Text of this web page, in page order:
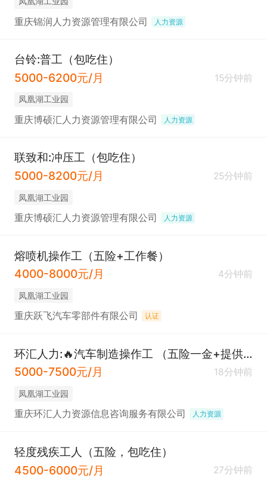
重庆锦润人力资源管理有限公司 人力资源
台铃:普工（包吃住）
5000-6200元/月
15分钟前
凤凰湖工业园
重庆博硕汇人力资源管理有限公司 人力资源
联致和:冲压工（包吃住）
5000-8200元/月
25分钟前
凤凰湖工业园
重庆博硕汇人力资源管理有限公司 人力资源
熔喷机操作工（五险+工作餐）
4000-8000元/月
4分钟前
凤凰湖工业园
重庆跃飞汽车零部件有限公司 认证
环汇人力:🔥汽车制造操作工 （五险一金+提供住宿+年终奖）
5000-7500元/月
18分钟前
凤凰湖工业园
重庆环汇人力资源信息咨询服务有限公司 人力资源
轻度残疾工人（五险，包吃住）
4500-6000元/月
27分钟前